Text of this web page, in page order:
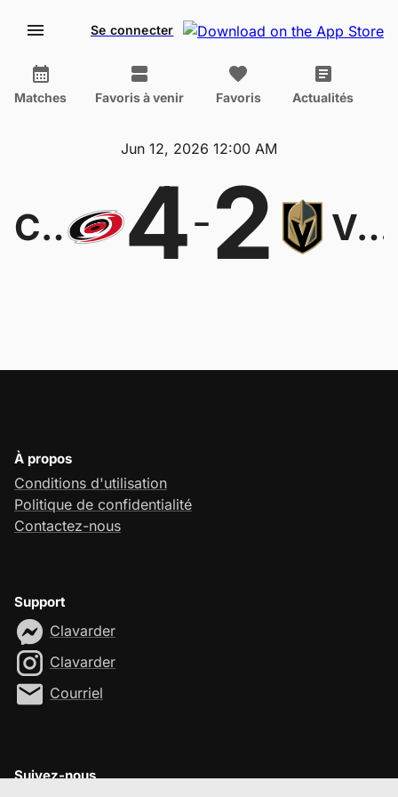
Se connecter
Matches Favoris à venir Favoris Actualités
Jun 12, 2026 12:00 AM
Carolina Hurricanes 4-2 Vegas Golden Knights
À propos
Conditions d'utilisation
Politique de confidentialité
Contactez-nous
Support
Clavarder
Clavarder
Courriel
Suivez-nous